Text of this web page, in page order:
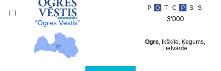
“Ogres Vēstis”
P O T C P S S
3'000
Ogre, Ikšķile, Ķegums,
Lielvārde